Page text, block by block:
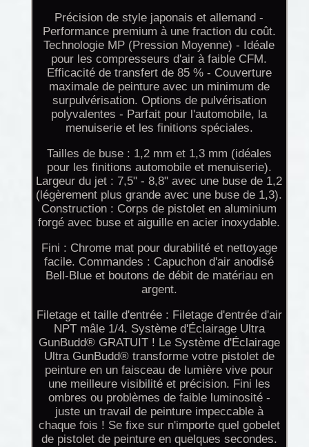
Précision de style japonais et allemand -
Performance premium à une fraction du coût.
Technologie MP (Pression Moyenne) - Idéale
pour les compresseurs d'air à faible CFM.
Efficacité de transfert de 85 % - Couverture
maximale de peinture avec un minimum de
surpulvérisation. Options de pulvérisation
polyvalentes - Parfait pour l'automobile, la
menuiserie et les finitions spéciales.
Tailles de buse : 1,2 mm et 1,3 mm (idéales
pour les finitions automobile et menuiserie).
Largeur du jet : 7,5" - 8,8" avec une buse de 1,2
(légèrement plus grande avec une buse de 1,3).
Construction : Corps de pistolet en aluminium
forgé avec buse et aiguille en acier inoxydable.
Fini : Chrome mat pour durabilité et nettoyage
facile. Commandes : Capuchon d'air anodisé
Bell-Blue et boutons de débit de matériau en
argent.
Filetage et taille d'entrée : Filetage d'entrée d'air
NPT mâle 1/4. Système d'Éclairage Ultra
GunBudd® GRATUIT ! Le Système d'Éclairage
Ultra GunBudd® transforme votre pistolet de
peinture en un faisceau de lumière vive pour
une meilleure visibilité et précision. Fini les
ombres ou problèmes de faible luminosité -
juste un travail de peinture impeccable à
chaque fois ! Se fixe sur n'importe quel gobelet
de pistolet de peinture en quelques secondes.